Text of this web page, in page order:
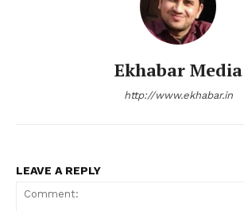
Ekhabar Media
http://www.ekhabar.in
LEAVE A REPLY